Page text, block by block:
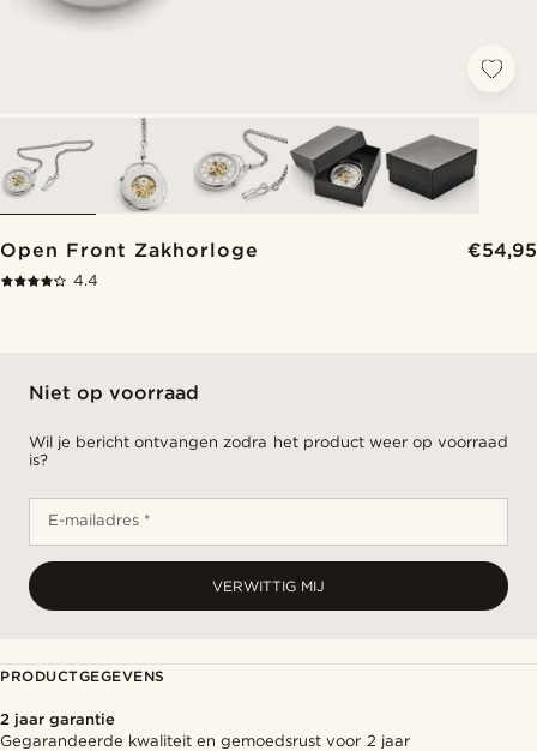
Open Front Zakhorloge €54,95
4.4
Niet op voorraad
Wil je bericht ontvangen zodra het product weer op voorraad
is?
E-mailadres *
VERWITTIG MIJ
PRODUCTGEGEVENS
2 jaar garantie
Gegarandeerde kwaliteit en gemoedsrust voor 2 jaar